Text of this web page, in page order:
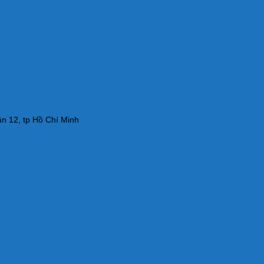
12, tp Hồ Chí Minh